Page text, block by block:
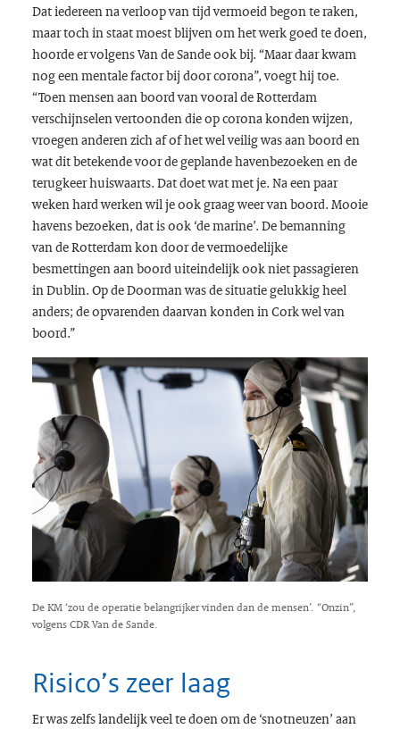
Dat iedereen na verloop van tijd vermoeid begon te raken,
maar toch in staat moest blijven om het werk goed te doen,
hoorde er volgens Van de Sande ook bij. “Maar daar kwam
nog een mentale factor bij door corona”, voegt hij toe.
“Toen mensen aan boord van vooral de Rotterdam
verschijnselen vertoonden die op corona konden wijzen,
vroegen anderen zich af of het wel veilig was aan boord en
wat dit betekende voor de geplande havenbezoeken en de
terugkeer huiswaarts. Dat doet wat met je. Na een paar
weken hard werken wil je ook graag weer van boord. Mooie
havens bezoeken, dat is ook ‘de marine’. De bemanning
van de Rotterdam kon door de vermoedelijke
besmettingen aan boord uiteindelijk ook niet passagieren
in Dublin. Op de Doorman was de situatie gelukkig heel
anders; de opvarenden daarvan konden in Cork wel van
boord.”
De KM ‘zou de operatie belangrijker vinden dan de mensen’. “Onzin”,
volgens CDR Van de Sande.
Risico’s zeer laag
Er was zelfs landelijk veel te doen om de ‘snotneuzen’ aan